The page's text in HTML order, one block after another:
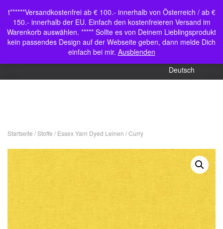
t******Versandkostenfrei ab € 100.- innerhalb von Österreich / ab €
150.- innerhalb der EU. Einfach den kostenfreieren Versand im
Warenkorb auswählen. ***** Sollte es von Deinem Lieblingsprodukt
kein passendes Design auf der Webseite geben, dann melde Dich
einfach bei mir. Ausblenden
Shop
Mein Konto
Deutsch
Navigation
umschalten
Startseite /Stoffe / Essex Yarn Dyed Leinen / Curry